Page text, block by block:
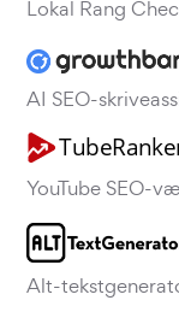
Lokal Rang
AI SEO-
YouTube SEO-
Alt-